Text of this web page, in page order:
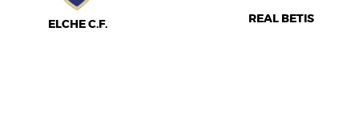
ELCHE C.F.
REAL BETIS